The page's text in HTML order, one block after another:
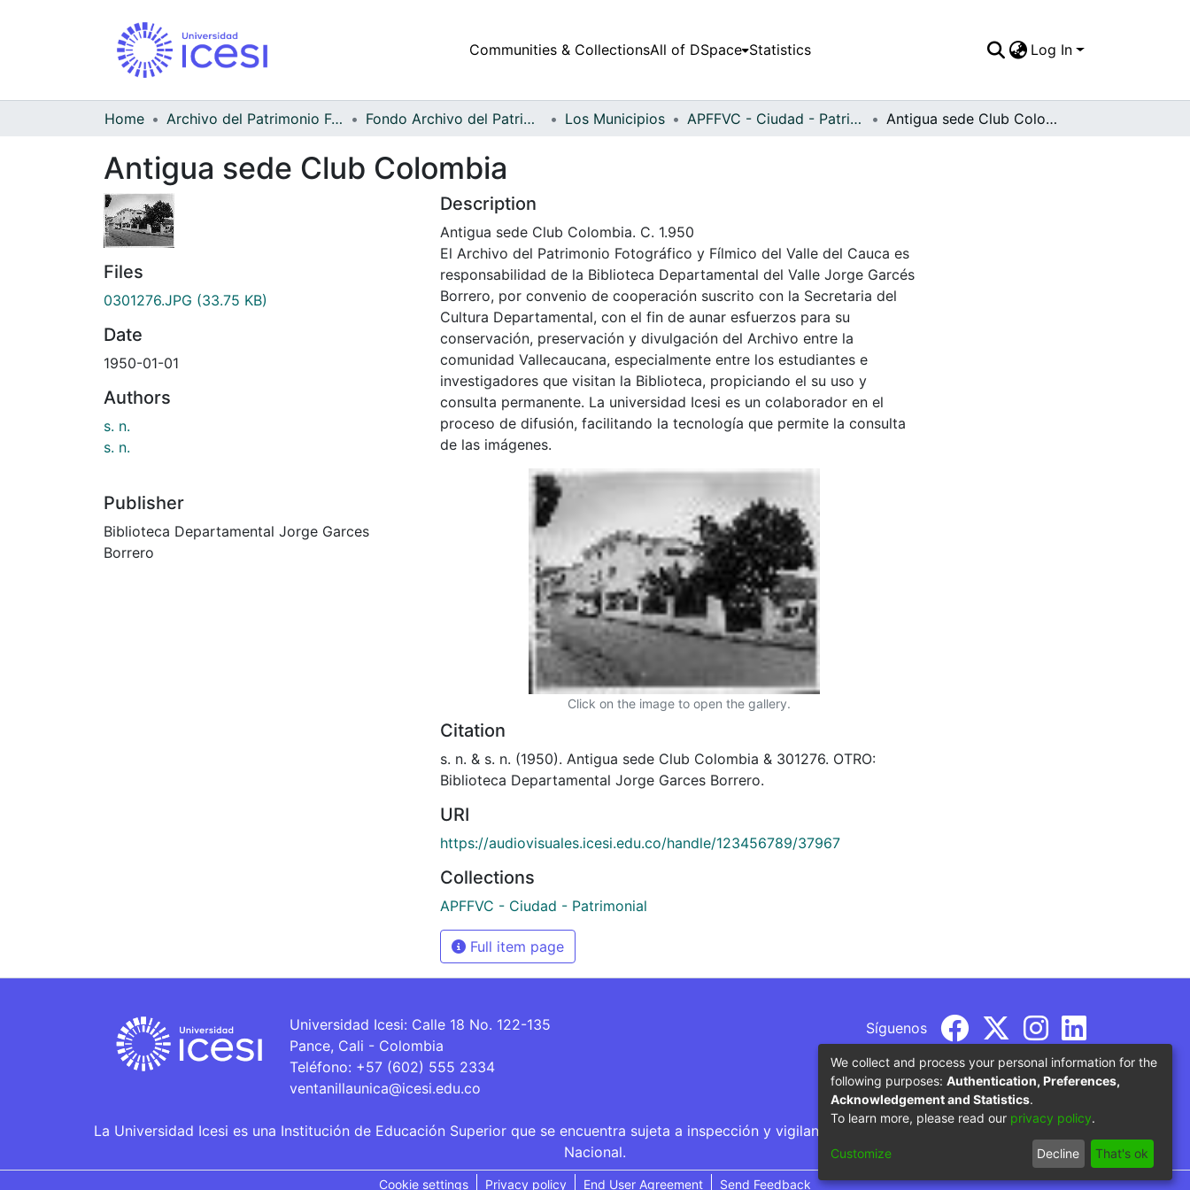
Communities & CollectionsAll of DSpace Statistics Log In
Home Archivo del Patrimonio Fotográfico y Fílmico del Valle del Cauca Fondo Archivo del Patrimonio Fotográfico y Fílmico del Valle del Cauca Los Municipios APFFVC - Ciudad - Patrimonial Antigua sede Club Colombia
Antigua sede Club Colombia
Files
0301276.JPG (33.75 KB)
Date
1950-01-01
Authors
s. n.
s. n.
Publisher
Biblioteca Departamental Jorge Garces
Borrero
Description
Antigua sede Club Colombia. C. 1.950
El Archivo del Patrimonio Fotográfico y Fílmico del Valle del Cauca es
responsabilidad de la Biblioteca Departamental del Valle Jorge Garcés
Borrero, por convenio de cooperación suscrito con la Secretaria del
Cultura Departamental, con el fin de aunar esfuerzos para su
conservación, preservación y divulgación del Archivo entre la
comunidad Vallecaucana, especialmente entre los estudiantes e
investigadores que visitan la Biblioteca, propiciando el su uso y
consulta permanente. La universidad Icesi es un colaborador en el
proceso de difusión, facilitando la tecnología que permite la consulta
de las imágenes.
Click on the image to open the gallery.
Citation
s. n. & s. n. (1950). Antigua sede Club Colombia & 301276. OTRO:
Biblioteca Departamental Jorge Garces Borrero.
URI
https://audiovisuales.icesi.edu.co/handle/123456789/37967
Collections
APFFVC - Ciudad - Patrimonial
Full item page
Universidad Icesi: Calle 18 No. 122-135
Pance, Cali - Colombia
Teléfono: +57 (602) 555 2334
ventanillaunica@icesi.edu.co
Síguenos
La Universidad Icesi es una Institución de Educación Superior que se encuentra sujeta a inspección y vigilancia por parte del Ministerio de Educación
Nacional.
Cookie settings Privacy policy End User Agreement Send Feedback
We collect and process your personal information for the
following purposes: Authentication, Preferences,
Acknowledgement and Statistics.
To learn more, please read our privacy policy.
Customize Decline That's ok